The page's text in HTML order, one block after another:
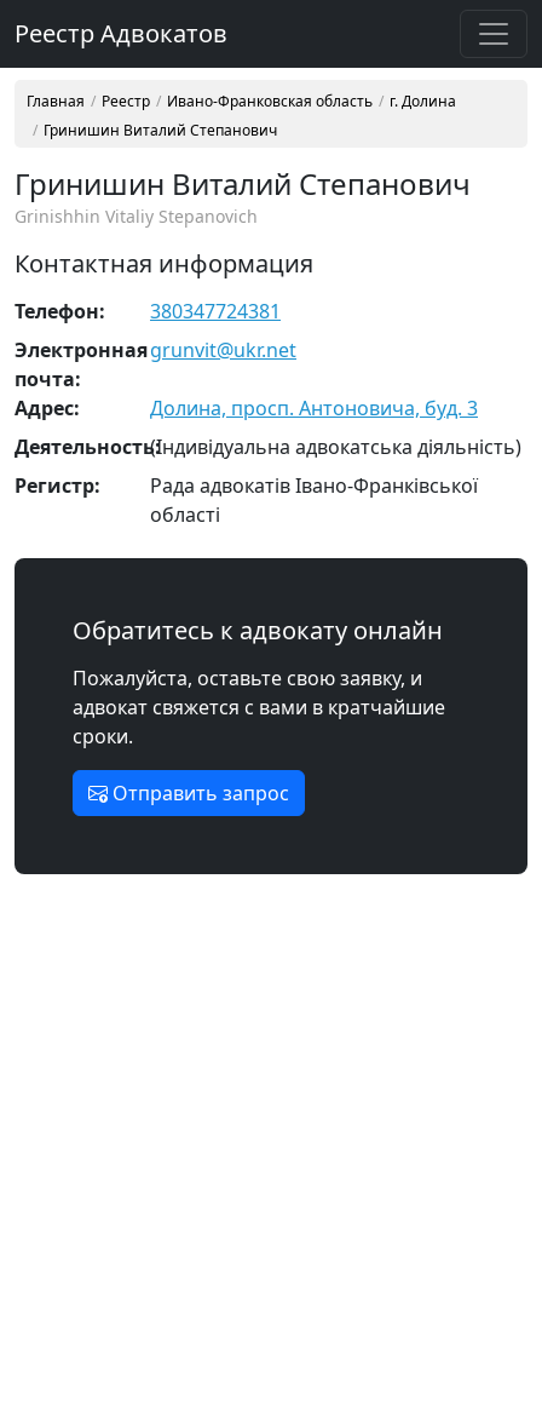
Реестр Адвокатов
Главная Реестр Ивано-Франковская область
г. Долина
Гринишин Виталий Степанович
Гринишин Виталий Степанович
Grinishhin Vitaliy Stepanovich
Контактная информация
Телефон:
380347724381
Электронная
почта:
grunvit@ukr.net
Адрес:
Долина, просп. Антоновича, буд. 3
Деятельность:(Індивідуальна адвокатська діяльність)
Регистр:
Рада адвокатів Івано-Франківської
області
Обратитесь к адвокату онлайн
Пожалуйста, оставьте свою заявку, и
адвокат свяжется с вами в кратчайшие
сроки.
Отправить запрос